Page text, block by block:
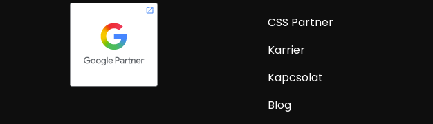
CSS Partner
Karrier
Kapcsolat
Blog